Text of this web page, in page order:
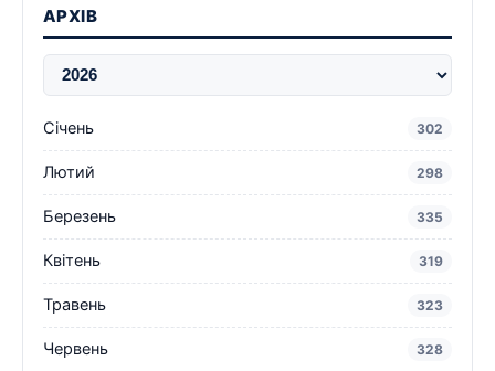
АРХІВ
Січень 302
Лютий 298
Березень 335
Квітень 319
Травень 323
Червень 328